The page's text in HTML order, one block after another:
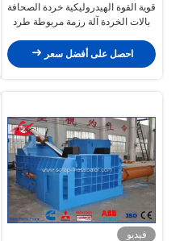
قوية القوة الهيدروليكية خردة الصحافة
بالات الخردة آلة رزمة مربوطة طرد
احصل على أفضل سعر
فيديو